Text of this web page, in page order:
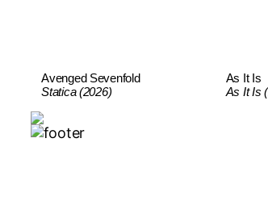
Avenged Sevenfold
Statica (2026)
As It Is
As It Is